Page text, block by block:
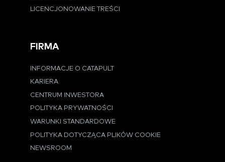
LICENCJONOWANIE TREŚCI
FIRMA
INFORMACJE O CATAPULT
KARIERA
CENTRUM INWESTORA
POLITYKA PRYWATNOŚCI
WARUNKI STANDARDOWE
POLITYKA DOTYCZĄCA PLIKÓW COOKIE
NEWSROOM